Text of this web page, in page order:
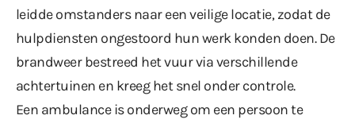
leidde omstanders naar een veilige locatie, zodat de
hulpdiensten ongestoord hun werk konden doen. De
brandweer bestreed het vuur via verschillende
achtertuinen en kreeg het snel onder controle.
Een ambulance is onderweg om een persoon te